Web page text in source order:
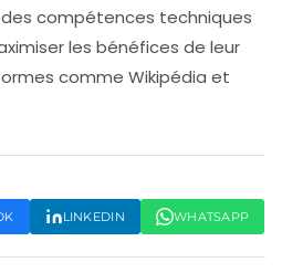
compétences techniques
les bénéfices de leur
comme Wikipédia et
LINKEDIN WHATSAPP